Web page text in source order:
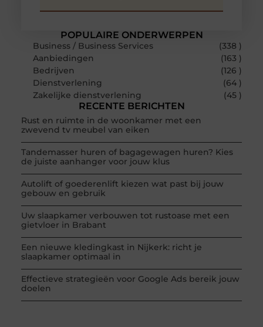
POPULAIRE ONDERWERPEN
Business / Business Services
(338 )
Aanbiedingen
(163 )
Bedrijven
(126 )
Dienstverlening
(64 )
Zakelijke dienstverlening
(45 )
RECENTE BERICHTEN
Rust en ruimte in de woonkamer met een
zwevend tv meubel van eiken
Tandemasser huren of bagagewagen huren? Kies
de juiste aanhanger voor jouw klus
Autolift of goederenlift kiezen wat past bij jouw
gebouw en gebruik
Uw slaapkamer verbouwen tot rustoase met een
gietvloer in Brabant
Een nieuwe kledingkast in Nijkerk: richt je
slaapkamer optimaal in
Effectieve strategieën voor Google Ads bereik jouw
doelen